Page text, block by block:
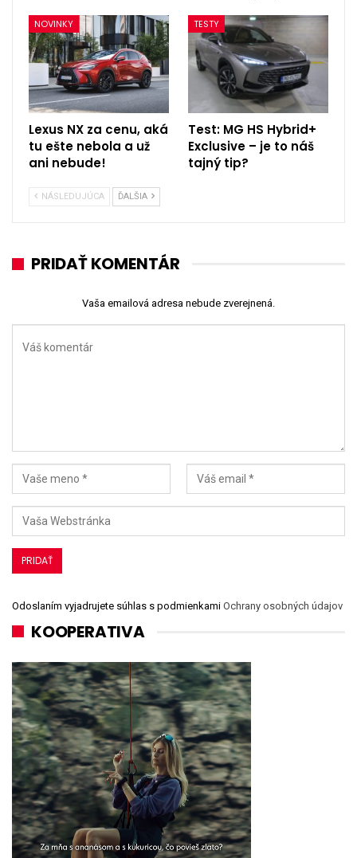
NOVINKY
Lexus NX za cenu, aká
tu ešte nebola a už
ani nebude!
TESTY
Test: MG HS Hybrid+
Exclusive – je to náš
tajný tip?
NÁSLEDUJÚCA ĎALŠIA
PRIDAŤ KOMENTÁR
Vaša emailová adresa nebude zverejnená.
Odoslaním vyjadrujete súhlas s podmienkami Ochrany osobných údajov
KOOPERATIVA